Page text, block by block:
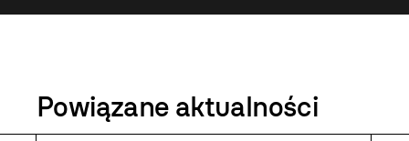
Powiązane aktualności